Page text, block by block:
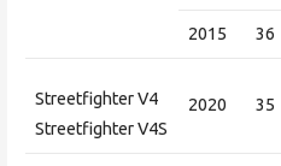
2015 36
Streetfighter V4
Streetfighter V4S
2020 35